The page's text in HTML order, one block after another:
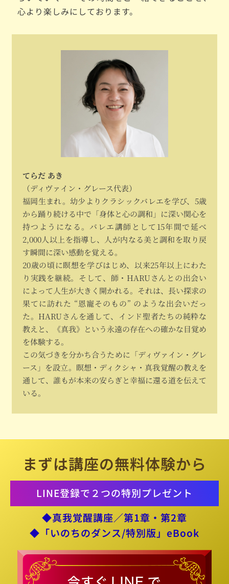
心より楽しみにしております。
てらだ あき
（ディヴァイン・グレース代表）
福岡生まれ。幼少よりクラシックバレエを学び、5歳
から踊り続ける中で「身体と心の調和」に深い関心を
持つようになる。バレエ講師として15年間で延べ
2,000人以上を指導し、人が内なる美と調和を取り戻
す瞬間に深い感動を覚える。
20歳の頃に瞑想を学びはじめ、以来25年以上にわた
り実践を継続。そして、師・HARUさんとの出会い
によって人生が大きく開かれる。それは、長い探求の
果てに訪れた “恩寵そのもの” のような出会いだっ
た。HARUさんを通して、インド聖者たちの純粋な
教えと、《真我》という永遠の存在への確かな目覚め
を体験する。
この気づきを分かち合うために「ディヴァイン・グレ
ース」を設立。瞑想・ディクシャ・真我覚醒の教えを
通して、誰もが本来の安らぎと幸福に還る道を伝えて
いる。
まずは講座の無料体験から
LINE登録で２つの特別プレゼント
◆真我覚醒講座／第1章・第2章
◆「いのちのダンス/特別版」eBook